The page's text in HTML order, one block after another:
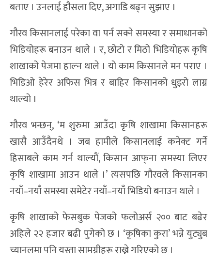
बताए । उनलाई हौसला दिए, अगाडि बढ्न सुझाए ।
गौरव किसानलाई परेका वा पर्न सक्ने समस्या र समाधानको
भिडियोहरू बनाउन थाले । र, छोटो र मिठो भिडियोहरू कृषि
शाखाको पेजमा हाल्न थाले । यो काम किसानले मन पराए ।
भिडिओ हेरेर अफिस भित्र र बाहिर किसानको धुइरो लाग्न
थाल्यो ।
गौरव भन्छन्, ‘म शुरुमा आउँदा कृषि शाखामा किसानहरू
खासै आउँदैनथे । जब हामीले किसानलाई कनेक्ट गर्ने
हिसाबले काम गर्न थाल्यौं, किसान आफ्‌ना समस्या लिएर
कृषि शाखामा आउन थाले ।’ त्यसपछि गौरवले किसानका
नयाँ–नयाँ समस्या समेटेर नयाँ–नयाँ भिडियो बनाउन थाले ।
कृषि शाखाको फेसबुक पेजको फलोअर्स २०० बाट बढेर
अहिले २२ हजार बढी पुगेको छ । ‘कृषिका कुरा’ भन्ने युट्युब
च्यानलमा पनि यस्ता सामग्रीहरू राख्ने गरिएको छ ।